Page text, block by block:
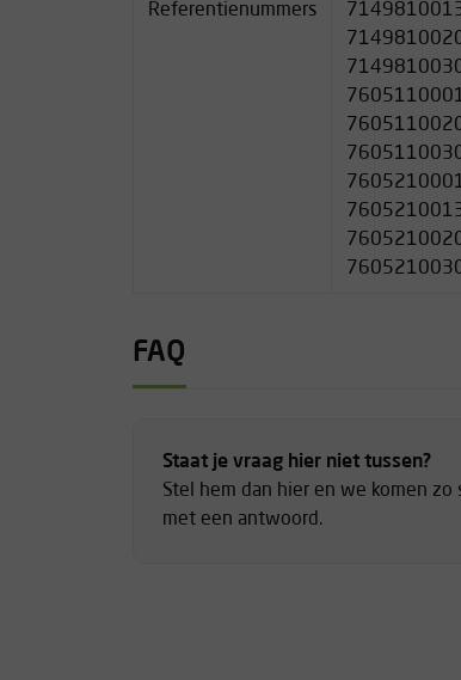
Referentienummers
FAQ
Staat je vraag hier niet tussen?
Stel hem dan hier en we komen zo
met een antwoord.